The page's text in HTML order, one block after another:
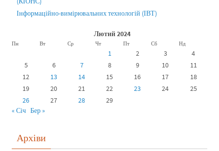
Інформаційно-вимірювальних технологій (ІВТ)
Лютий 2024
Пн Вт Ср Чт Пт Сб Нд
1 2 3
4
5
6 7 8 9 10
11
12
13 14 15 16 17
18
19
20 21 22 23 24
25
26
27 28
29
« Січ Бер »
Архіви